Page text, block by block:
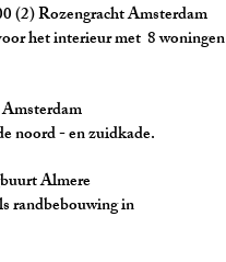
Amsterdam
met 8 woningen
en zuidkade.
Almere
in